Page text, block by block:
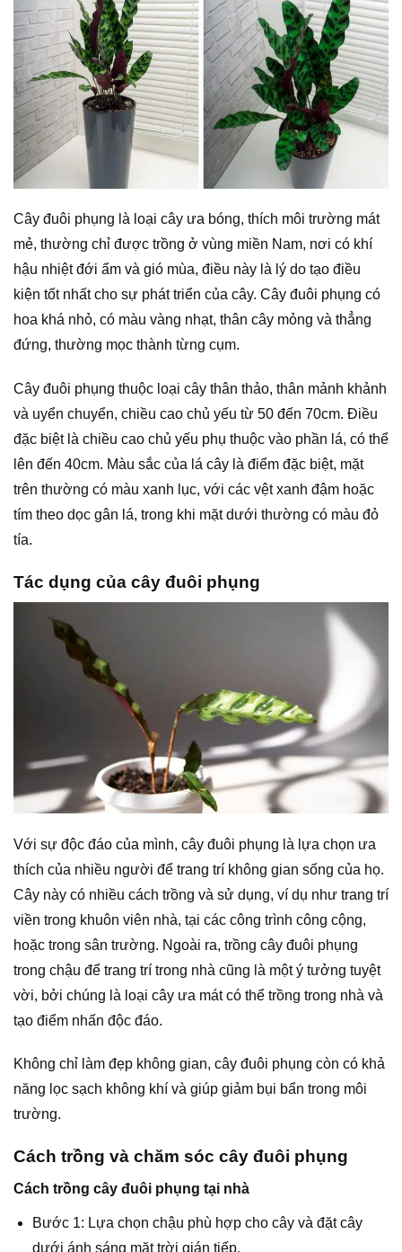
Cây đuôi phụng là loại cây ưa bóng, thích môi trường mát
mẻ, thường chỉ được trồng ở vùng miền Nam, nơi có khí
hậu nhiệt đới ẩm và gió mùa, điều này là lý do tạo điều
kiện tốt nhất cho sự phát triển của cây. Cây đuôi phụng có
hoa khá nhỏ, có màu vàng nhạt, thân cây mỏng và thẳng
đứng, thường mọc thành từng cụm.
Cây đuôi phụng thuộc loại cây thân thảo, thân mảnh khảnh
và uyển chuyển, chiều cao chủ yếu từ 50 đến 70cm. Điều
đặc biệt là chiều cao chủ yếu phụ thuộc vào phần lá, có thể
lên đến 40cm. Màu sắc của lá cây là điểm đặc biệt, mặt
trên thường có màu xanh lục, với các vệt xanh đậm hoặc
tím theo dọc gân lá, trong khi mặt dưới thường có màu đỏ
tía.
Tác dụng của cây đuôi phụng
Với sự độc đáo của mình, cây đuôi phụng là lựa chọn ưa
thích của nhiều người để trang trí không gian sống của họ.
Cây này có nhiều cách trồng và sử dụng, ví dụ như trang trí
viền trong khuôn viên nhà, tại các công trình công cộng,
hoặc trong sân trường. Ngoài ra, trồng cây đuôi phụng
trong chậu để trang trí trong nhà cũng là một ý tưởng tuyệt
vời, bởi chúng là loại cây ưa mát có thể trồng trong nhà và
tạo điểm nhấn độc đáo.
Không chỉ làm đẹp không gian, cây đuôi phụng còn có khả
năng lọc sạch không khí và giúp giảm bụi bẩn trong môi
trường.
Cách trồng và chăm sóc cây đuôi phụng
Cách trồng cây đuôi phụng tại nhà
Bước 1: Lựa chọn chậu phù hợp cho cây và đặt cây
dưới ánh sáng mặt trời gián tiếp.